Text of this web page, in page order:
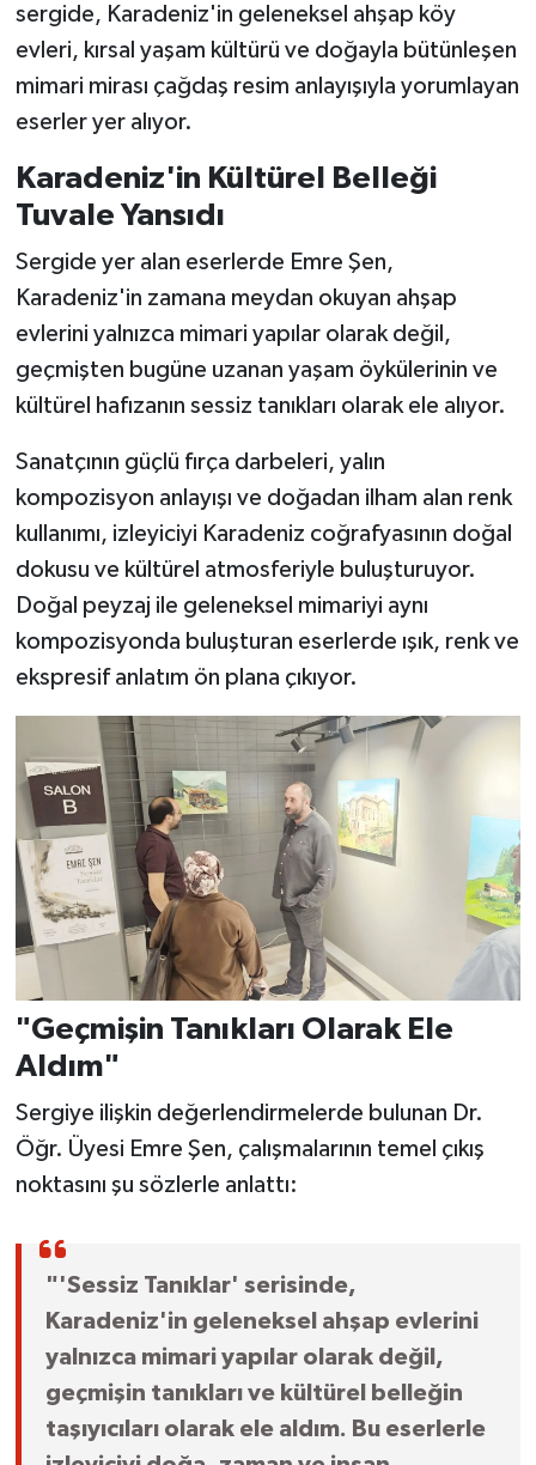
sergide, Karadeniz'in geleneksel ahşap köy
evleri, kırsal yaşam kültürü ve doğayla bütünleşen
mimari mirası çağdaş resim anlayışıyla yorumlayan
eserler yer alıyor.
Karadeniz'in Kültürel Belleği
Tuvale Yansıdı
Sergide yer alan eserlerde Emre Şen,
Karadeniz'in zamana meydan okuyan ahşap
evlerini yalnızca mimari yapılar olarak değil,
geçmişten bugüne uzanan yaşam öykülerinin ve
kültürel hafızanın sessiz tanıkları olarak ele alıyor.
Sanatçının güçlü fırça darbeleri, yalın
kompozisyon anlayışı ve doğadan ilham alan renk
kullanımı, izleyiciyi Karadeniz coğrafyasının doğal
dokusu ve kültürel atmosferiyle buluşturuyor.
Doğal peyzaj ile geleneksel mimariyi aynı
kompozisyonda buluşturan eserlerde ışık, renk ve
ekspresif anlatım ön plana çıkıyor.
"Geçmişin Tanıkları Olarak Ele
Aldım"
Sergiye ilişkin değerlendirmelerde bulunan Dr.
Öğr. Üyesi Emre Şen, çalışmalarının temel çıkış
noktasını şu sözlerle anlattı:
"'Sessiz Tanıklar' serisinde,
Karadeniz'in geleneksel ahşap evlerini
yalnızca mimari yapılar olarak değil,
geçmişin tanıkları ve kültürel belleğin
taşıyıcıları olarak ele aldım. Bu eserlerle